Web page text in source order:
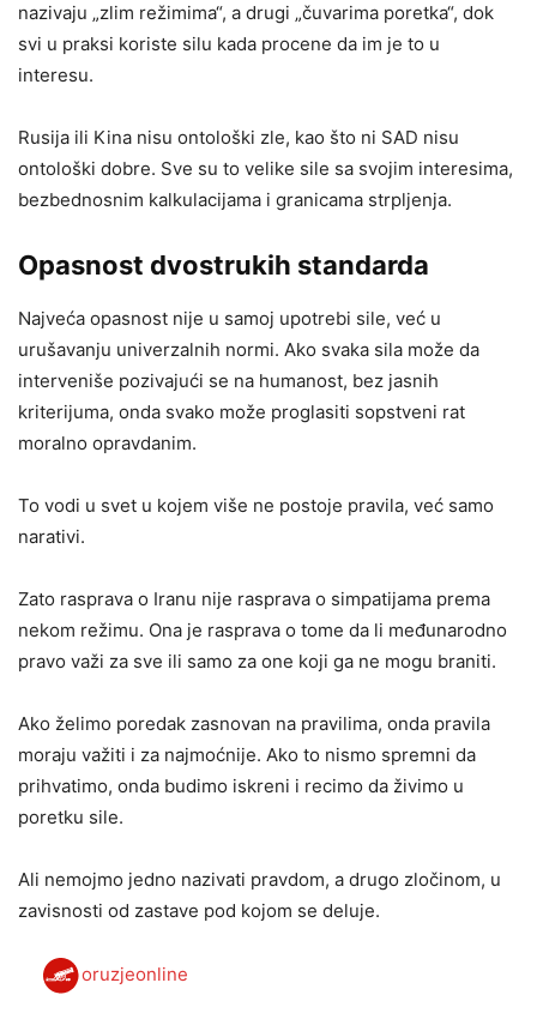
nazivaju „zlim režimima“, a drugi „čuvarima poretka“, dok
svi u praksi koriste silu kada procene da im je to u
interesu.
Rusija ili Kina nisu ontološki zle, kao što ni SAD nisu
ontološki dobre. Sve su to velike sile sa svojim interesima,
bezbednosnim kalkulacijama i granicama strpljenja.
Opasnost dvostrukih standarda
Najveća opasnost nije u samoj upotrebi sile, već u
urušavanju univerzalnih normi. Ako svaka sila može da
interveniše pozivajući se na humanost, bez jasnih
kriterijuma, onda svako može proglasiti sopstveni rat
moralno opravdanim.
To vodi u svet u kojem više ne postoje pravila, već samo
narativi.
Zato rasprava o Iranu nije rasprava o simpatijama prema
nekom režimu. Ona je rasprava o tome da li međunarodno
pravo važi za sve ili samo za one koji ga ne mogu braniti.
Ako želimo poredak zasnovan na pravilima, onda pravila
moraju važiti i za najmoćnije. Ako to nismo spremni da
prihvatimo, onda budimo iskreni i recimo da živimo u
poretku sile.
Ali nemojmo jedno nazivati pravdom, a drugo zločinom, u
zavisnosti od zastave pod kojom se deluje.
oruzjeonline